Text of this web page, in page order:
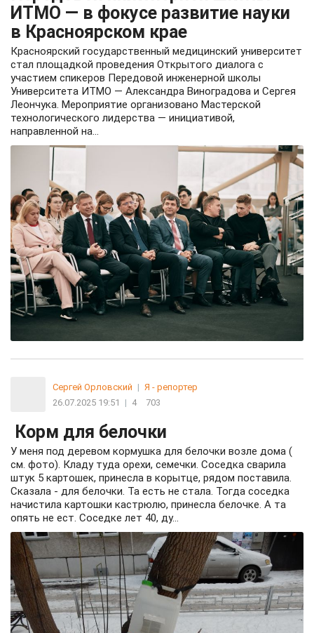
ИТМО — в фокусе развитие науки
в Красноярском крае
Красноярский государственный медицинский университет
стал площадкой проведения Открытого диалога с
участием спикеров Передовой инженерной школы
Университета ИТМО — Александра Виноградова и Сергея
Леончука. Мероприятие организовано Мастерской
технологического лидерства — инициативой,
направленной на...
Сергей Орловский | Я - репортер
26.07.2025 19:51
| 4 703
Корм для белочки
У меня под деревом кормушка для белочки возле дома (
см. фото). Кладу туда орехи, семечки. Соседка сварила
штук 5 картошек, принесла в корытце, рядом поставила.
Сказала - для белочки. Та есть не стала. Тогда соседка
начистила картошки кастрюлю, принесла белочке. А та
опять не ест. Соседке лет 40, ду...